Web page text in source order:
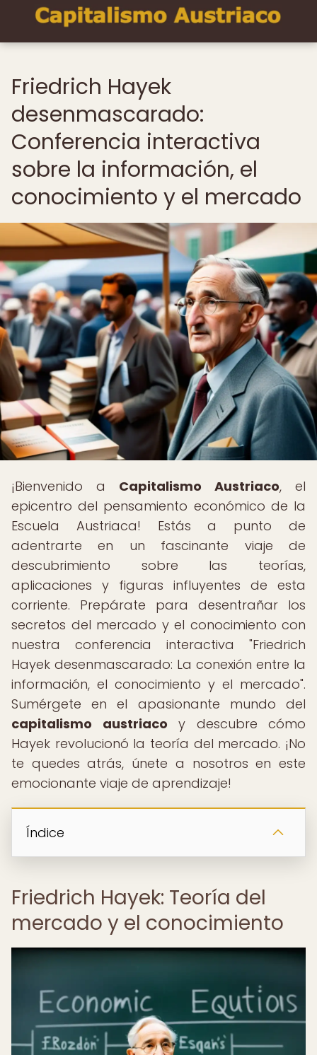
Friedrich Hayek
desenmascarado:
Conferencia interactiva
sobre la información, el
conocimiento y el mercado
¡Bienvenido a Capitalismo Austriaco, el
epicentro del pensamiento económico de la
Escuela Austriaca! Estás a punto de
adentrarte en un fascinante viaje de
descubrimiento sobre las teorías,
aplicaciones y figuras influyentes de esta
corriente. Prepárate para desentrañar los
secretos del mercado y el conocimiento con
nuestra conferencia interactiva "Friedrich
Hayek desenmascarado: La conexión entre la
información, el conocimiento y el mercado".
Sumérgete en el apasionante mundo del
capitalismo austriaco y descubre cómo
Hayek revolucionó la teoría del mercado. ¡No
te quedes atrás, únete a nosotros en este
emocionante viaje de aprendizaje!
Índice
Friedrich Hayek: Teoría del
mercado y el conocimiento